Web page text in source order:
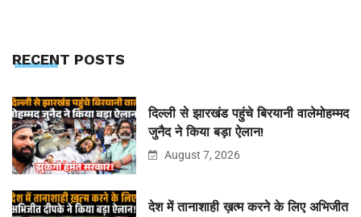
RECENT POSTS
दिल्ली से झारखंड पहुंचे बिरयानी वालेमोहम्मद
जुनैद ने किया बड़ा ऐलान!
August 7, 2026
देश में तानाशाही ख़त्म करने के लिए अभिजीत